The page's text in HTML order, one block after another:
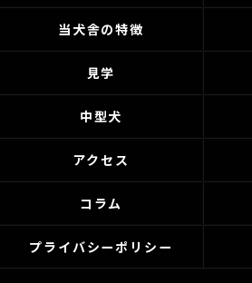
当犬舎の特徴
見学
中型犬
アクセス
コラム
プライバシーポリシー